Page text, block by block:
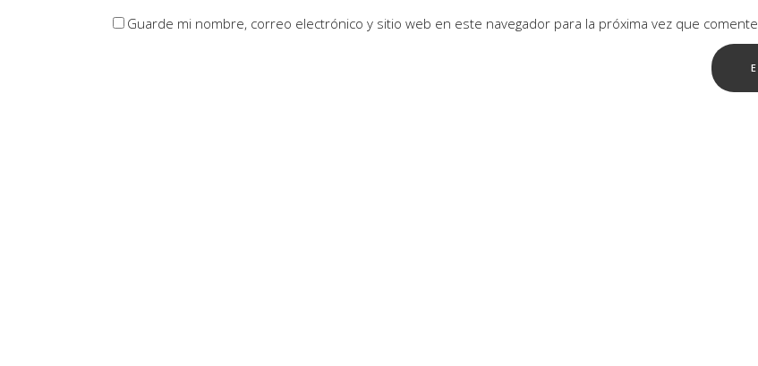
Guarde mi nombre, correo electrónico y sitio web en este navegador para la próxima vez que comente.